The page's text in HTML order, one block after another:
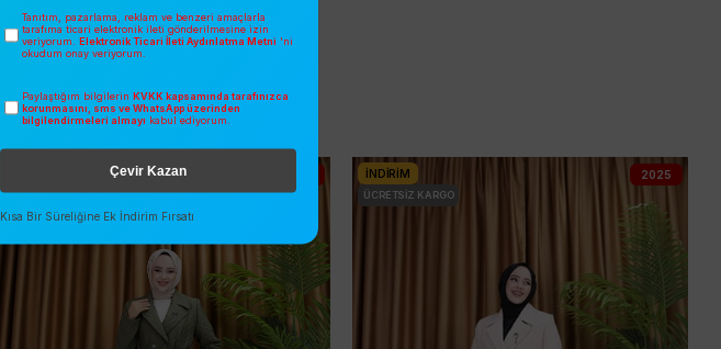
ÜCRETSIZ KARGO
İNDIRIM
ÜCRETSIZ KARGO
2025
Tanıtım, pazarlama, reklam ve benzeri amaçlarla
tarafıma ticari elektronik ileti gönderilmesine izin
veriyorum. Elektronik Ticari İleti Aydınlatma Metni 'ni
okudum onay veriyorum.
Paylaştığım bilgilerin KVKK kapsamında tarafınızca
korunmasını, sms ve WhatsApp üzerinden
bilgilendirmeleri almayı kabul ediyorum.
Çevir Kazan
Kısa Bir Süreliğine Ek İndirim Fırsatı